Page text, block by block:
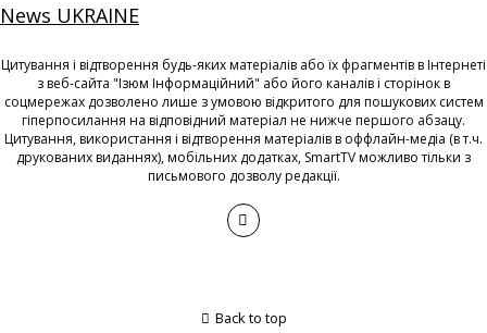
News UKRAINE
Цитування і відтворення будь-яких матеріалів або їх фрагментів в Інтернеті
з веб-сайта "Ізюм Інформаційний" або його каналів і сторінок в
соцмережах дозволено лише з умовою відкритого для пошукових систем
гіперпосилання на відповідний матеріал не нижче першого абзацу.
Цитування, використання і відтворення матеріалів в оффлайн-медіа (в т.ч.
друкованих виданнях), мобільних додатках, SmartTV можливо тільки з
письмового дозволу редакції.
Back to top